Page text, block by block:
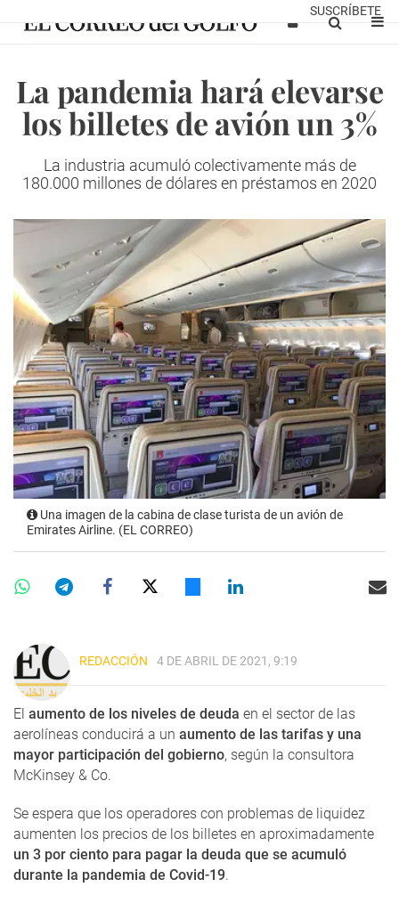
SUSCRÍBETE
La pandemia hará elevarse
los billetes de avión un 3%
La industria acumuló colectivamente más de
180.000 millones de dólares en préstamos en 2020
Una imagen de la cabina de clase turista de un avión de
Emirates Airline. (EL CORREO)
REDACCIÓN 4 DE ABRIL DE 2021, 9:19
El aumento de los niveles de deuda en el sector de las
aerolíneas conducirá a un aumento de las tarifas y una
mayor participación del gobierno, según la consultora
McKinsey & Co.
Se espera que los operadores con problemas de liquidez
aumenten los precios de los billetes en aproximadamente
un 3 por ciento para pagar la deuda que se acumuló
durante la pandemia de Covid-19.